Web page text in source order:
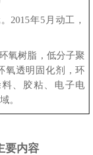
2015年5月动工，
氧树脂，低分子聚
氧透明固化剂，环
、胶粘、电子电
。
要内容